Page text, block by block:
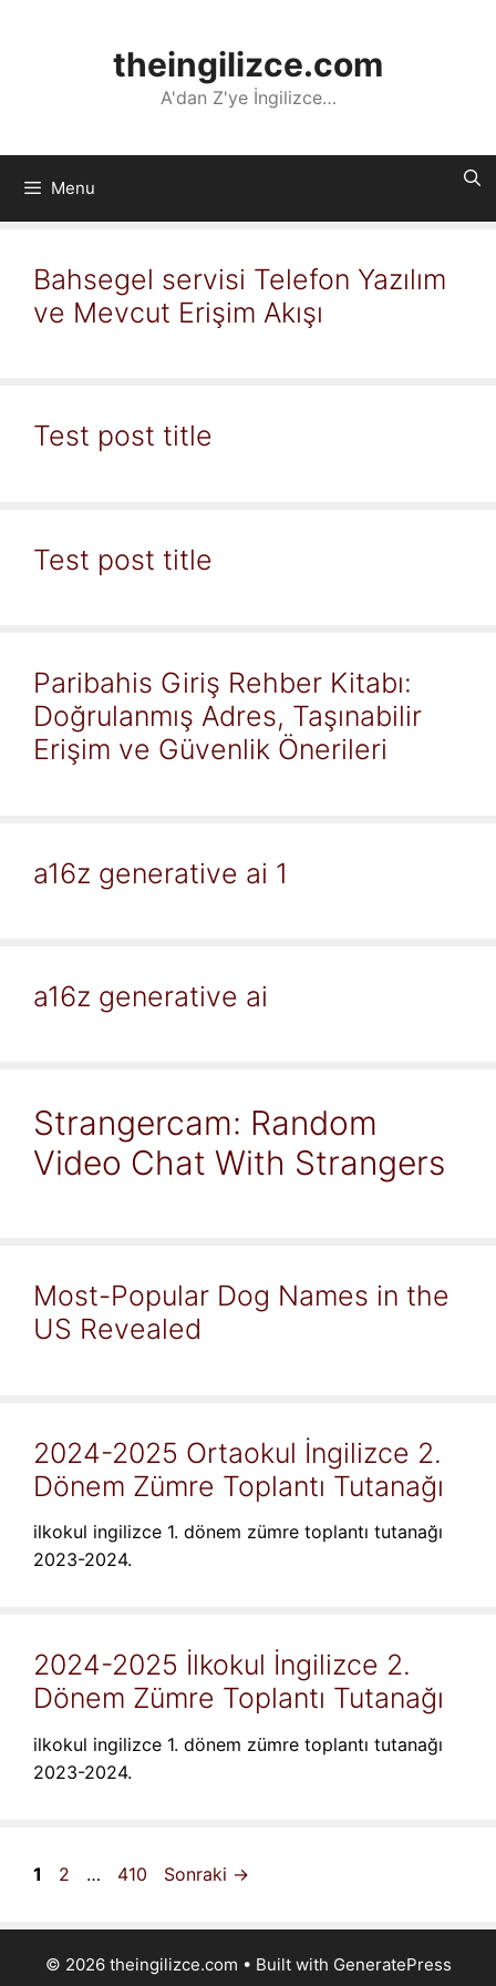
theingilizce.com
A'dan Z'ye İngilizce…
Menu
Bahsegel servisi Telefon Yazılım
ve Mevcut Erişim Akışı
Test post title
Test post title
Paribahis Giriş Rehber Kitabı:
Doğrulanmış Adres, Taşınabilir
Erişim ve Güvenlik Önerileri
a16z generative ai 1
a16z generative ai
Strangercam: Random
Video Chat With Strangers
Most-Popular Dog Names in the
US Revealed
2024-2025 Ortaokul İngilizce 2.
Dönem Zümre Toplantı Tutanağı
ilkokul ingilizce 1. dönem zümre toplantı tutanağı
2023-2024.
2024-2025 İlkokul İngilizce 2.
Dönem Zümre Toplantı Tutanağı
ilkokul ingilizce 1. dönem zümre toplantı tutanağı
2023-2024.
Sayfa
1 Sayfa
2 … Sayfa
410 Sonraki →
© 2026 theingilizce.com • Built with GeneratePress